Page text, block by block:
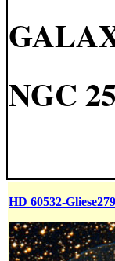
NGC
HD 60532-